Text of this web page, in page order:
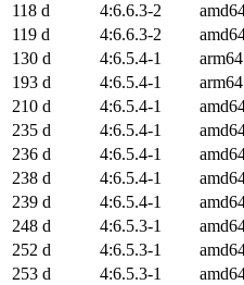
118 d
4:6.6.3-2
119 d
4:6.6.3-2
130 d
4:6.5.4-1 arm64
193 d
4:6.5.4-1 arm64
210 d
4:6.5.4-1
235 d
4:6.5.4-1
236 d
4:6.5.4-1
238 d
4:6.5.4-1
239 d
4:6.5.4-1
248 d
4:6.5.3-1
252 d
4:6.5.3-1
253 d
4:6.5.3-1